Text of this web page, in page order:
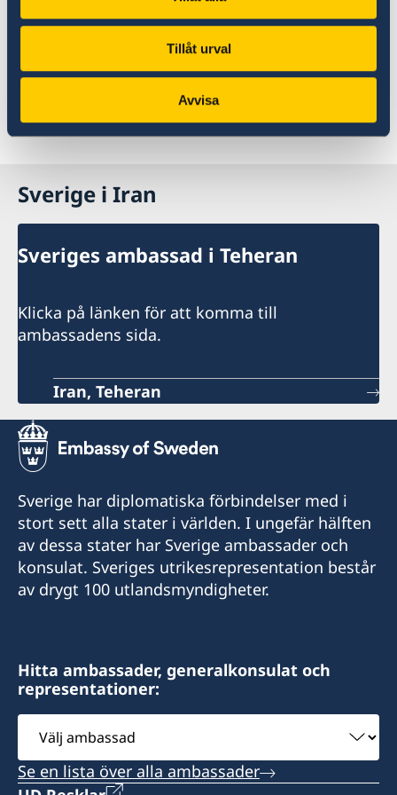
Tillåt urval
Avvisa
Om du beviljas tillstånd i mer än tre månader
får du ett uppehållstillståndskort. För mer
information seUppehållstillståndskort.
Sverige i Iran
Sveriges ambassad i Teheran
Klicka på länken för att komma till
ambassadens sida.
Iran, Teheran
Sverige har diplomatiska förbindelser med i
stort sett alla stater i världen. I ungefär hälften
av dessa stater har Sverige ambassader och
konsulat. Sveriges utrikesrepresentation består
av drygt 100 utlandsmyndigheter.
Hitta ambassader, generalkonsulat och
representationer:
ambassad
Se en lista över alla ambassader